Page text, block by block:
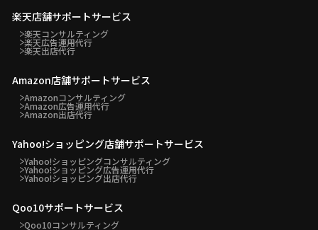
楽天店舗サポートサービス
楽天コンサルティング
楽天広告運用代行
楽天出店代行
Amazon店舗サポートサービス
Amazonコンサルティング
Amazon広告運用代行
Amazon出店代行
Yahoo!ショッピング店舗サポートサービス
Yahoo!ショッピングコンサルティング
Yahoo!ショッピング広告運用代行
Yahoo!ショッピング出店代行
Qoo10サポートサービス
Qoo10コンサルティング